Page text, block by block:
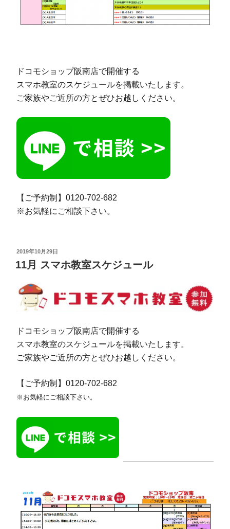
ドコモショップ阪南店で開催する
スマホ教室のスケジュールを掲載いたします。
ご家族やご近所の方とぜひお越しください。
【ご予約制】0120-702-682
※お気軽にご相談下さい。
投
稿
日:
2019年10月29日
11月 スマホ教室スケジュール
ドコモショップ阪南店で開催する
スマホ教室のスケジュールを掲載いたします。
ご家族やご近所の方とぜひお越しください。
【ご予約制】0120-702-682
※お気軽にご相談下さい。